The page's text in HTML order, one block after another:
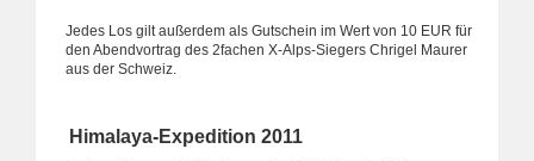
Jedes Los gilt außerdem als Gutschein im Wert von 10 EUR für
den Abendvortrag des 2fachen X-Alps-Siegers Chrigel Maurer
aus der Schweiz.
Himalaya-Expedition 2011